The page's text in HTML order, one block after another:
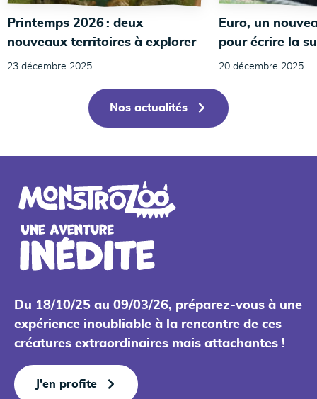
Printemps 2026 : deux
nouveaux territoires à explorer
23 décembre 2025
Euro, un
pour écrire la
20 décembre 2025
Nos actualités
Du 18/10/25 au 09/03/26, préparez-vous à une
expérience inoubliable à la rencontre de ces
créatures extraordinaires mais attachantes !
J'en profite